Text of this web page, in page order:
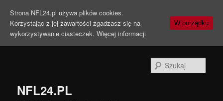
NFL24.PL
Strona NFL24.pl używa plików cookies.
Korzystając z jej zawartości zgadzasz się na
wykorzystywanie ciasteczek. Więcej informacji
W porządku